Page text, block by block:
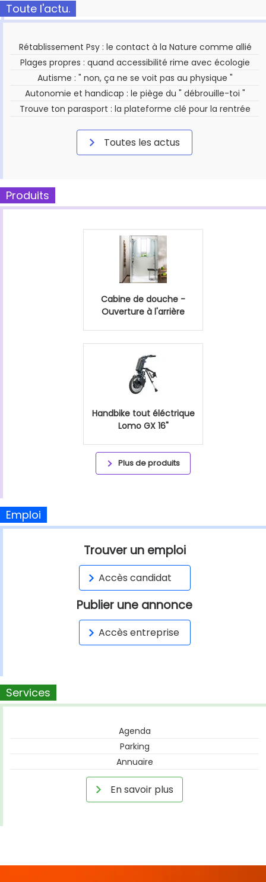
Toute l'actu.
Rétablissement Psy : le contact à la Nature comme allié
Plages propres : quand accessibilité rime avec écologie
Autisme : " non, ça ne se voit pas au physique "
Autonomie et handicap : le piège du " débrouille-toi "
Trouve ton parasport : la plateforme clé pour la rentrée
Toutes les actus
Produits
Cabine de douche -
Ouverture à l'arrière
Handbike tout éléctrique
Lomo GX 16"
Plus de produits
Emploi
Trouver un emploi
Accès candidat
Publier une annonce
Accès entreprise
Services
Agenda
Parking
Annuaire
En savoir plus